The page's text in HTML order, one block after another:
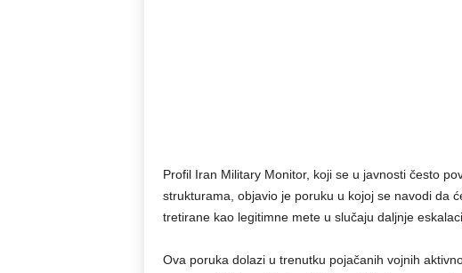
Profil Iran Military Monitor, koji se u javnosti često
strukturama, objavio je poruku u kojoj se navodi da
tretirane kao legitimne mete u slučaju daljnje
Ova poruka dolazi u trenutku pojačanih vojnih